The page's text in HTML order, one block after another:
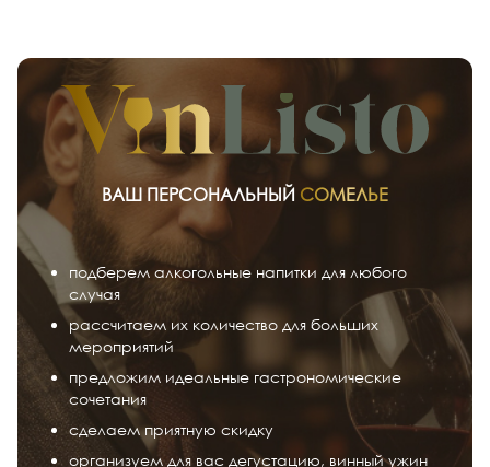
ВАШ ПЕРСОНАЛЬНЫЙ СОМЕЛЬЕ
подберем алкогольные напитки для любого
случая
рассчитаем их количество для больших
мероприятий
предложим идеальные гастрономические
сочетания
сделаем приятную скидку
организуем для вас дегустацию, винный ужин